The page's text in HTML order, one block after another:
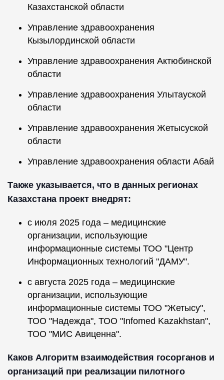
Казахстанской области
Управление здравоохранения
Кызылординской области
Управление здравоохранения Актюбинской
области
Управление здравоохранения Улытауской
области
Управление здравоохранения Жетысуской
области
Управление здравоохранения области Абай
Также указывается, что в данных регионах
Казахстана проект внедрят:
с июля 2025 года – медицинские
организации, использующие
информационные системы ТОО "Центр
Информационных технологий "ДАМУ".
с августа 2025 года – медицинские
организации, использующие
информационные системы ТОО "Жетысу",
ТОО "Надежда", ТОО "Infomed Kazakhstan",
ТОО "МИС Авиценна".
Каков Алгоритм взаимодействия госорганов и
организаций при реализации пилотного